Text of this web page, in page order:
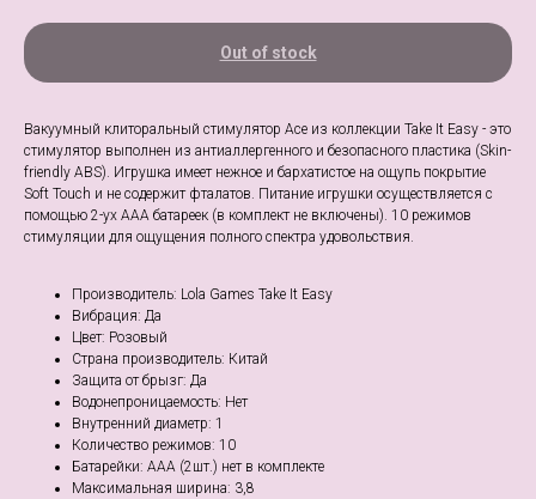
Out of stock
Вакуумный клиторальный стимулятор Ace из коллекции Take It Easy - это
стимулятор выполнен из антиаллергенного и безопасного пластика (Skin-
friendly ABS). Игрушка имеет нежное и бархатистое на ощупь покрытие
Soft Touch и не содержит фталатов. Питание игрушки осуществляется с
помощью 2-ух ААА батареек (в комплект не включены). 10 режимов
стимуляции для ощущения полного спектра удовольствия.
Производитель: Lola Games Take It Easy
Вибрация: Да
Цвет: Розовый
Страна производитель: Китай
Защита от брызг: Да
Водонепроницаемость: Нет
Внутренний диаметр: 1
Количество режимов: 10
Батарейки: ААА (2шт.) нет в комплекте
Максимальная ширина: 3,8